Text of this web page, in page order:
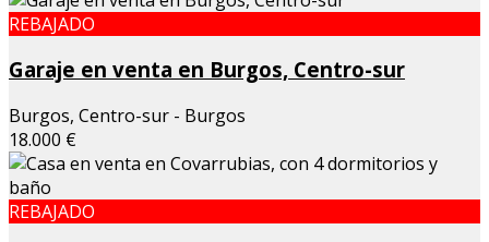
REBAJADO
Garaje en venta en Burgos, Centro-sur
Burgos, Centro-sur - Burgos
18.000 €
REBAJADO